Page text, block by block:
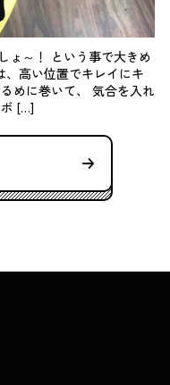
ょ～！ という事で大きめ
高い位置でキレイにキ
めに巻いて、 気合を入れ
[…]